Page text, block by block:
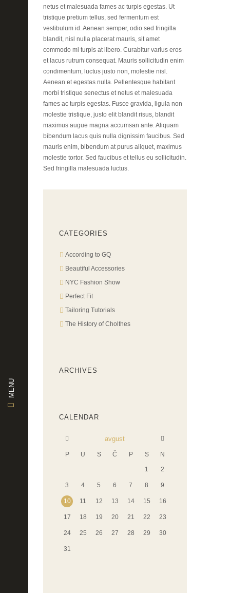
MENU
netus et malesuada fames ac turpis egestas. Ut
tristique pretium tellus, sed fermentum est
vestibulum id. Aenean semper, odio sed fringilla
blandit, nisl nulla placerat mauris, sit amet
commodo mi turpis at libero. Curabitur varius eros
et lacus rutrum consequat. Mauris sollicitudin enim
condimentum, luctus justo non, molestie nisl.
Aenean et egestas nulla. Pellentesque habitant
morbi tristique senectus et netus et malesuada
fames ac turpis egestas. Fusce gravida, ligula non
molestie tristique, justo elit blandit risus, blandit
maximus augue magna accumsan ante. Aliquam
bibendum lacus quis nulla dignissim faucibus. Sed
mauris enim, bibendum at purus aliquet, maximus
molestie tortor. Sed faucibus et tellus eu sollicitudin.
Sed fringilla malesuada luctus.
CATEGORIES
According to GQ
Beautiful Accessories
NYC Fashion Show
Perfect Fit
Tailoring Tutorials
The History of Cholthes
ARCHIVES
CALENDAR
avgust
P U S Č P S N
1 2
3 4 5 6 7 8 9
10 11 12 13 14 15 16
17 18 19 20 21 22 23
24 25 26 27 28 29 30
31